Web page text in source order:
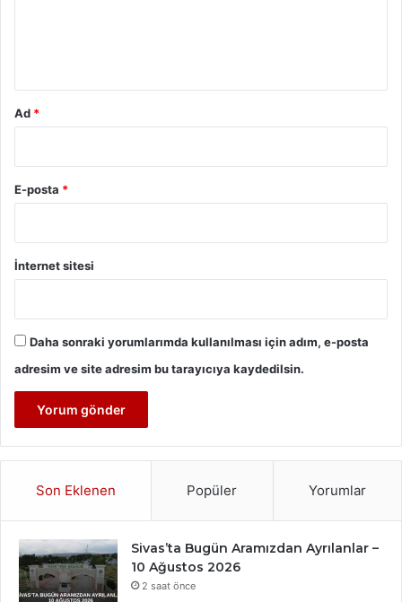
Ad *
E-posta *
İnternet sitesi
Daha sonraki yorumlarımda kullanılması için adım, e-posta
adresim ve site adresim bu tarayıcıya kaydedilsin.
Son Eklenen Popüler Yorumlar
Sivas’ta Bugün Aramızdan Ayrılanlar –
10 Ağustos 2026
2 saat önce